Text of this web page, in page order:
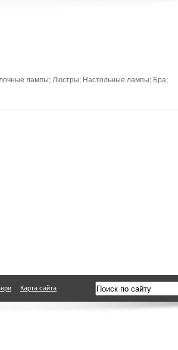
лампы; Люстры; Настольные лампы; Бра;
Карта сайта